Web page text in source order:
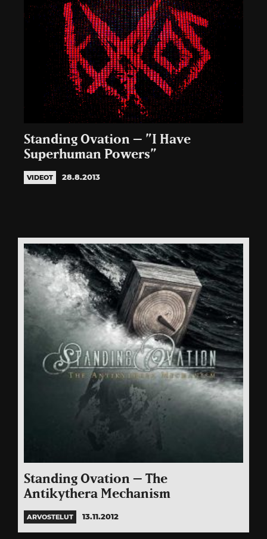
Standing Ovation – ”I Have
Superhuman Powers”
VIDEOT 28.8.2013
Standing Ovation – The
Antikythera Mechanism
ARVOSTELUT 13.11.2012